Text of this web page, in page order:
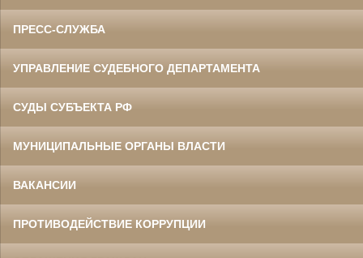
ПРЕСС-СЛУЖБА
УПРАВЛЕНИЕ СУДЕБНОГО ДЕПАРТАМЕНТА
СУДЫ СУБЪЕКТА РФ
МУНИЦИПАЛЬНЫЕ ОРГАНЫ ВЛАСТИ
ВАКАНСИИ
ПРОТИВОДЕЙСТВИЕ КОРРУПЦИИ